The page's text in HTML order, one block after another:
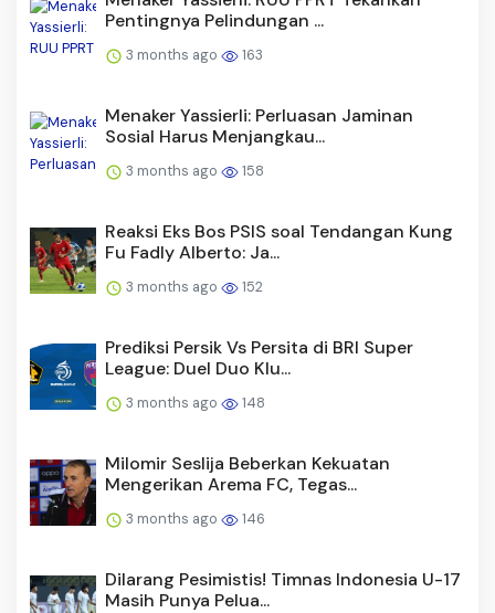
Pentingnya Pelindungan ...
3 months ago 163
Menaker Yassierli: Perluasan Jaminan
Sosial Harus Menjangkau...
3 months ago 158
Reaksi Eks Bos PSIS soal Tendangan Kung
Fu Fadly Alberto: Ja...
3 months ago 152
Prediksi Persik Vs Persita di BRI Super
League: Duel Duo Klu...
3 months ago 148
Milomir Seslija Beberkan Kekuatan
Mengerikan Arema FC, Tegas...
3 months ago 146
Dilarang Pesimistis! Timnas Indonesia U-17
Masih Punya Pelua...